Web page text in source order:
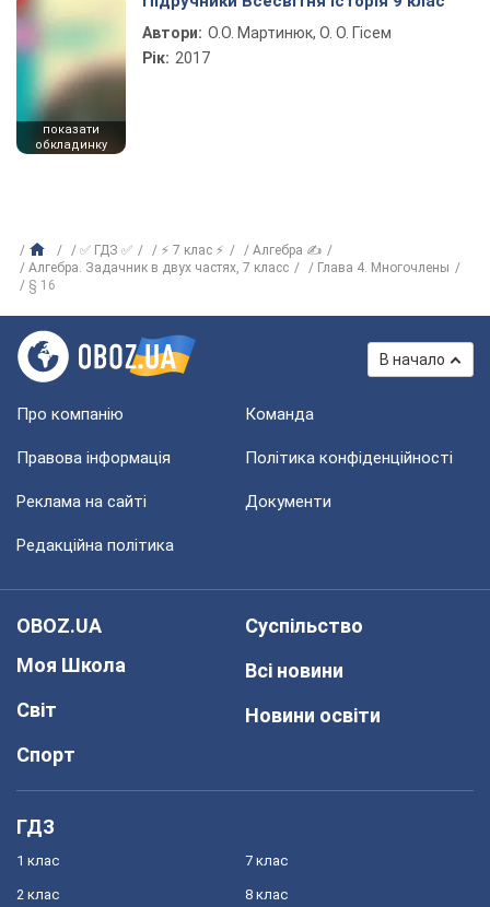
показати
обкладинку
Автори: О.О. Мартинюк, О. О. Гісем
Рік: 2017
✅ ГДЗ ✅ ⚡ 7 клас ⚡
Алгебра ✍
Алгебра. Задачник в двух частях, 7 класс
Глава 4. Многочлены
§ 16
В начало
Про компанію Команда
Правова інформація Політика конфіденційності
Реклама на сайті Документи
Редакційна політика
OBOZ.UA
Моя Школа
Світ
Спорт
Суспільство
Всі новини
Новини освіти
ГДЗ
1 клас
2 клас
7 клас
8 клас